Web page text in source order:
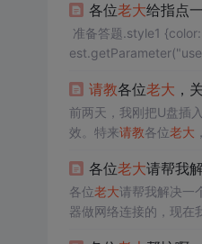
各位老大给指点
准备答题.style1
请教各位老大 ，
前两天，我刚把U盘插
效。特来请教各位老大
各位老大请帮我
各位老大请帮我解决一
器做网络连接的，现在